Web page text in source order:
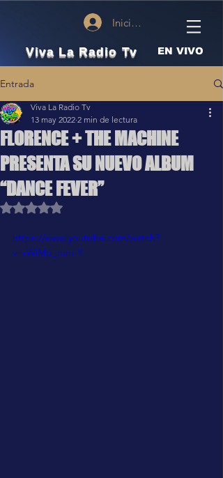
Iniciar sesión
Viva La Radio Tv EN VIVO
Entrada
FLORENCE + THE MACHINE
PRESENTA SU NUEVO ALBUM
“DANCE FEVER”
Viva La Radio Tv
13 may 2022 2 min de lectura
Obtuvo NaN de 5 estrellas.
https://www.youtube.com/watch?
v=rWiMp_nen-Y